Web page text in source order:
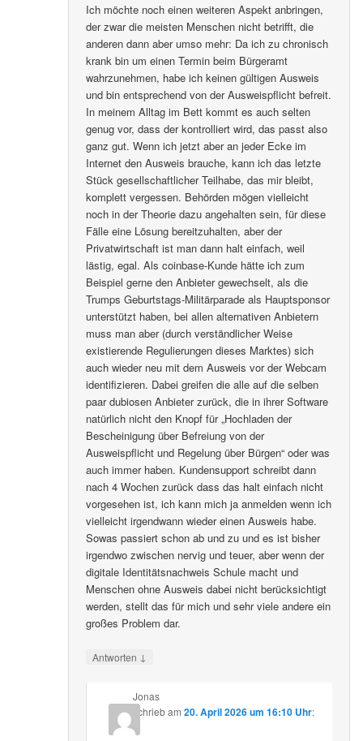
Ich möchte noch einen weiteren Aspekt anbringen,
der zwar die meisten Menschen nicht betrifft, die
anderen dann aber umso mehr: Da ich zu chronisch
krank bin um einen Termin beim Bürgeramt
wahrzunehmen, habe ich keinen gültigen Ausweis
und bin entsprechend von der Ausweispflicht befreit.
In meinem Alltag im Bett kommt es auch selten
genug vor, dass der kontrolliert wird, das passt also
ganz gut. Wenn ich jetzt aber an jeder Ecke im
Internet den Ausweis brauche, kann ich das letzte
Stück gesellschaftlicher Teilhabe, das mir bleibt,
komplett vergessen. Behörden mögen vielleicht
noch in der Theorie dazu angehalten sein, für diese
Fälle eine Lösung bereitzuhalten, aber der
Privatwirtschaft ist man dann halt einfach, weil
lästig, egal. Als coinbase-Kunde hätte ich zum
Beispiel gerne den Anbieter gewechselt, als die
Trumps Geburtstags-Militärparade als Hauptsponsor
unterstützt haben, bei allen alternativen Anbietern
muss man aber (durch verständlicher Weise
existierende Regulierungen dieses Marktes) sich
auch wieder neu mit dem Ausweis vor der Webcam
identifizieren. Dabei greifen die alle auf die selben
paar dubiosen Anbieter zurück, die in ihrer Software
natürlich nicht den Knopf für „Hochladen der
Bescheinigung über Befreiung von der
Ausweispflicht und Regelung über Bürgen“ oder was
auch immer haben. Kundensupport schreibt dann
nach 4 Wochen zurück dass das halt einfach nicht
vorgesehen ist, ich kann mich ja anmelden wenn ich
vielleicht irgendwann wieder einen Ausweis habe.
Sowas passiert schon ab und zu und es ist bisher
irgendwo zwischen nervig und teuer, aber wenn der
digitale Identitätsnachweis Schule macht und
Menschen ohne Ausweis dabei nicht berücksichtigt
werden, stellt das für mich und sehr viele andere ein
großes Problem dar.
Antworten ↓
Jonas
schriebam 20. April 2026 um 16:10 Uhr: